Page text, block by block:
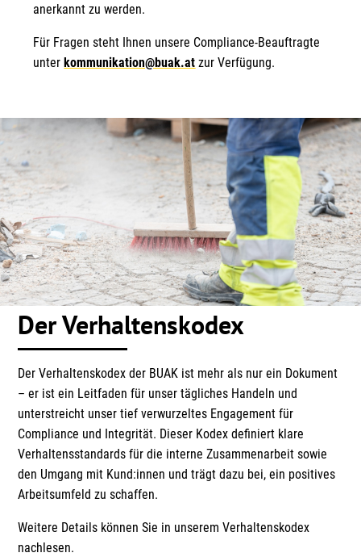
anerkannt zu werden.
Für Fragen steht Ihnen unsere Compliance-Beauftragte
unterkommunikation@buak.at zur Verfügung.
Der Verhaltenskodex
Der Verhaltenskodex der BUAK ist mehr als nur ein Dokument
– er ist ein Leitfaden für unser tägliches Handeln und
unterstreicht unser tief verwurzeltes Engagement für
Compliance und Integrität. Dieser Kodex definiert klare
Verhaltensstandards für die interne Zusammenarbeit sowie
den Umgang mit Kund:innen und trägt dazu bei, ein positives
Arbeitsumfeld zu schaffen.
Weitere Details können Sie in unserem Verhaltenskodex
nachlesen.